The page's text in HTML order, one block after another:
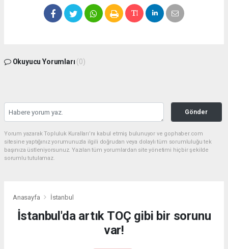
Okuyucu Yorumları (0)
Gönder
Yorum yazarak Topluluk Kuralları’nı kabul etmiş bulunuyor ve gophaber.com
sitesine yaptığınız yorumunuzla ilgili doğrudan veya dolaylı tüm sorumluluğu tek
başınıza üstleniyorsunuz. Yazılan tüm yorumlardan site yönetimi hiçbir şekilde
sorumlu tutulamaz.
Anasayfa İstanbul
İstanbul'da artık TOÇ gibi bir sorunu
var!